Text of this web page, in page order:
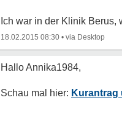
Ich war in der Klinik Berus,
18.02.2015 08:30 •
Kurantrag